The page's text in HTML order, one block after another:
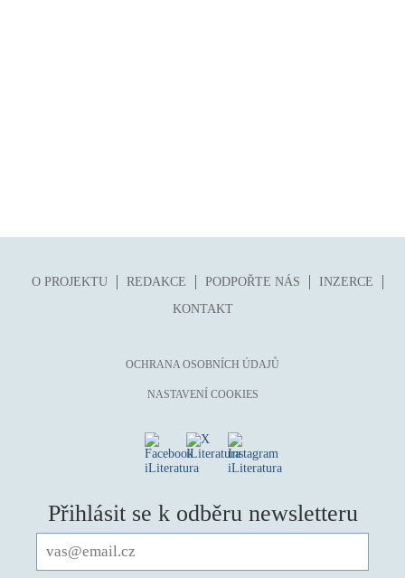
O PROJEKTU REDAKCE PODPOŘTE NÁS
INZERCE
KONTAKT
OCHRANA OSOBNÍCH ÚDAJŮ
NASTAVENÍ COOKIES
Přihlásit se k odběru newsletteru